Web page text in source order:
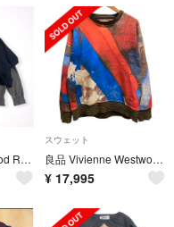
Vivienne Westwood RED LABEL / 3Dラインオーブ刺繍レイヤード裏毛トップ 参考定価：38,000+tax SIZE:00
スウェット
良品 Vivienne Westwood MAN ヴィヴィアンウエストウッドマン ユニオンジャック柄 スウェットトレーナー SIZE44 マルチカラー メンズ 古着 中古 USED
¥ 17,995